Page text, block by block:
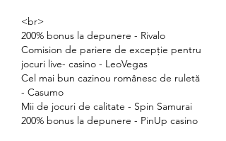
<br>
200% bonus la depunere - Rivalo
Comision de pariere de excepție pentru
jocuri live- casino - LeoVegas
Cel mai bun cazinou românesc de ruletă
- Casumo
Mii de jocuri de calitate - Spin Samurai
200% bonus la depunere - PinUp casino